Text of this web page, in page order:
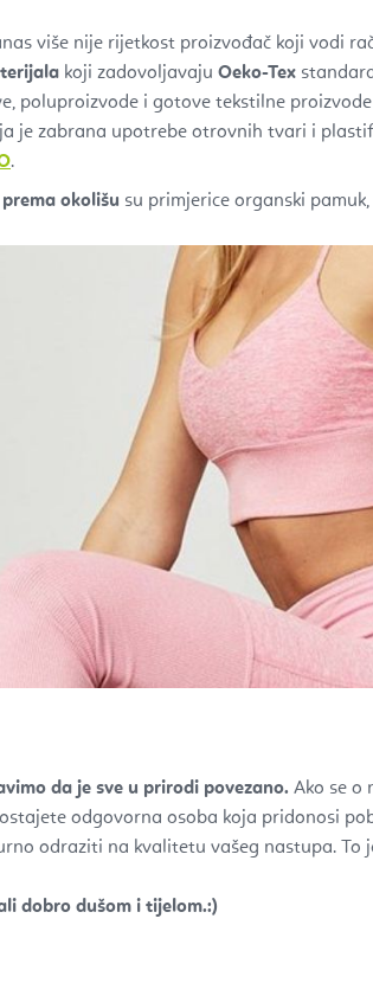
više nije rijetkost proizvođač koji vodi
koji zadovoljavaju Oeko-Tex
poluproizvode i gotove tekstilne
je zabrana upotrebe otrovnih tvari i
.
okolišu su primjerice organski
da je sve u prirodi povezano. Ako se o
odgovorna osoba koja pridonosi
odraziti na kvalitetu vašeg nastupa. To
dobro dušom i tijelom.:)